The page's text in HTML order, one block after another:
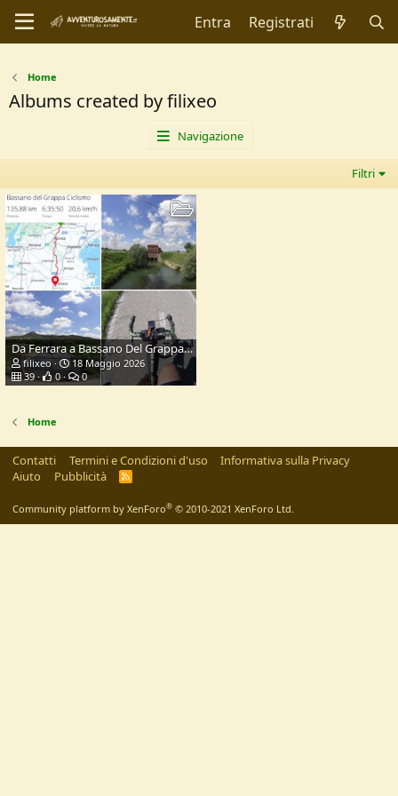
Entra Registrati
Home
Albums created by filixeo
Navigazione
Filtri
Da Ferrara a Bassano Del Grappa in bicicletta e ritorno
filixeo
18 Maggio 2026
39
0 0
Home
Contatti Termini e Condizioni d'uso
Informativa sulla Privacy
Aiuto
Pubblicità
R
Community platform by XenForo® © 2010-2021 XenForo Ltd.